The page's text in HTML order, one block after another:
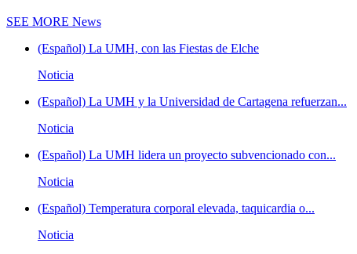
SEE MORE News
(Español) La UMH, con las Fiestas de Elche
Noticia
(Español) La UMH y la Universidad de Cartagena refuerzan...
Noticia
(Español) La UMH lidera un proyecto subvencionado con...
Noticia
(Español) Temperatura corporal elevada, taquicardia o...
Noticia